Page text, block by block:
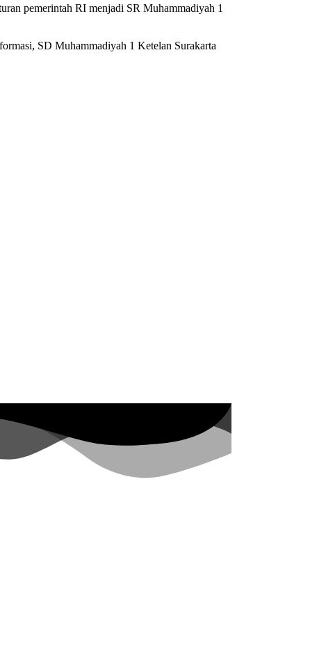
pemerintah RI menjadi SR Muhammadiyah 1
SD Muhammadiyah 1 Ketelan Surakarta